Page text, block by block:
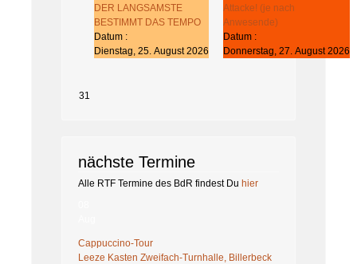
DER LANGSAMSTE
BESTIMMT DAS TEMPO
Datum :
Dienstag, 25. August 2026
Attacke! (je nach
Anwesende)
Datum :
Donnerstag, 27. August 2026
31
nächste Termine
Alle RTF Termine des BdR findest Du hier
Cappuccino-Tour
Leeze Kasten Zweifach-Turnhalle, Billerbeck